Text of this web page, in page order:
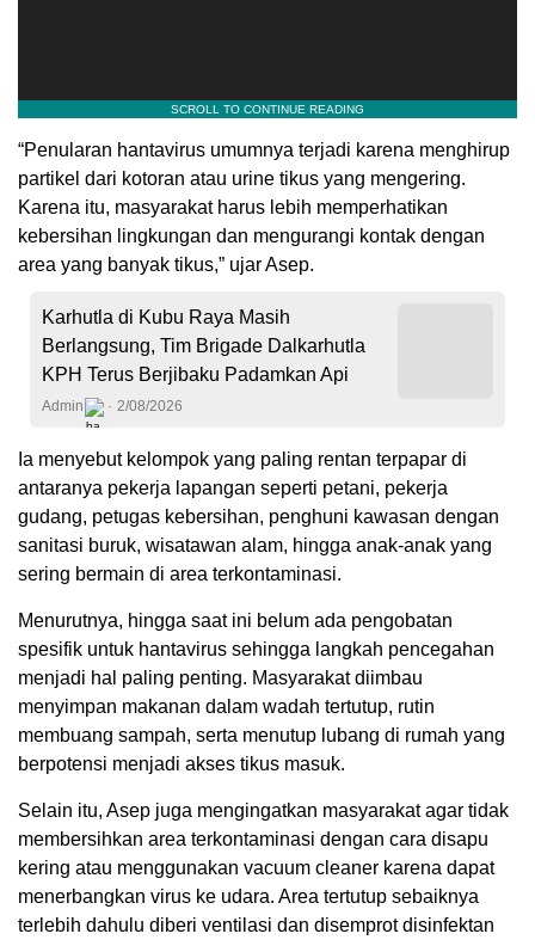
“Penularan hantavirus umumnya terjadi karena menghirup
partikel dari kotoran atau urine tikus yang mengering.
Karena itu, masyarakat harus lebih memperhatikan
kebersihan lingkungan dan mengurangi kontak dengan
area yang banyak tikus,” ujar Asep.
Karhutla di Kubu Raya Masih
Berlangsung, Tim Brigade Dalkarhutla
KPH Terus Berjibaku Padamkan Api
Admin 2/08/2026
Ia menyebut kelompok yang paling rentan terpapar di
antaranya pekerja lapangan seperti petani, pekerja
gudang, petugas kebersihan, penghuni kawasan dengan
sanitasi buruk, wisatawan alam, hingga anak-anak yang
sering bermain di area terkontaminasi.
Menurutnya, hingga saat ini belum ada pengobatan
spesifik untuk hantavirus sehingga langkah pencegahan
menjadi hal paling penting. Masyarakat diimbau
menyimpan makanan dalam wadah tertutup, rutin
membuang sampah, serta menutup lubang di rumah yang
berpotensi menjadi akses tikus masuk.
Selain itu, Asep juga mengingatkan masyarakat agar tidak
membersihkan area terkontaminasi dengan cara disapu
kering atau menggunakan vacuum cleaner karena dapat
menerbangkan virus ke udara. Area tertutup sebaiknya
terlebih dahulu diberi ventilasi dan disemprot disinfektan